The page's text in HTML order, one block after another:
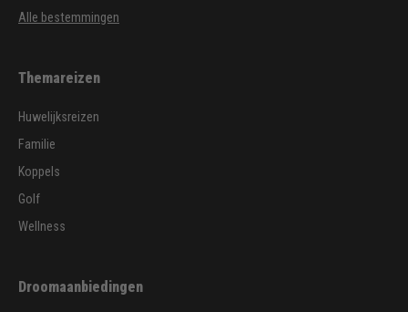
Alle bestemmingen
Themareizen
Huwelijksreizen
Familie
Koppels
Golf
Wellness
Droomaanbiedingen